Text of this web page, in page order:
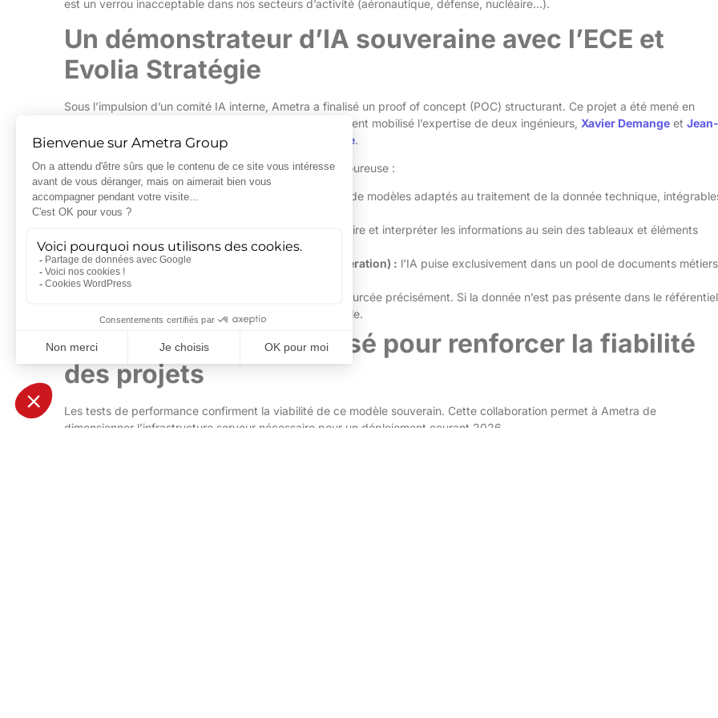
est un verrou inacceptable dans nos secteurs d’activité (aéronautique, défense, nucléaire…).
Un démonstrateur d’IA souveraine avec l’ECE et
Evolia Stratégie
Sous l’impulsion d’un comité IA interne, Ametra a finalisé un proof of concept (POC) structurant. Ce projet a été mené en
, et a notamment mobilisé l’expertise de deux ingénieurs, Xavier Demange et Jean-
François de Greling, via leur structure Evolia Stratégie.
Le dispositif repose sur une architecture technique rigoureuse :
Sélection de modèles de langage (LLM) :
choix de modèles adaptés au traitement de la donnée technique,
sur infrastructure privée.
capacité à extraire et interpréter les informations au sein des tableaux et éléments
graphiques, même sur des documents anciens.
Méthodologie RAG (Retrieval-Augmented Generation) : l’IA puise exclusivement dans un pool de documents métiers
validés par Ametra.
chaque réponse est sourcée précisément. Si la donnée n’est pas présente dans le référentiel,
l’IA ne répond pas, garantissant une fiabilité totale.
Un déploiement sécurisé pour renforcer la fiabilité
des projets
Les tests de performance confirment la viabilité de ce modèle souverain. Cette collaboration permet à Ametra de
dimensionner l’infrastructure serveur nécessaire pour un déploiement courant 2026.